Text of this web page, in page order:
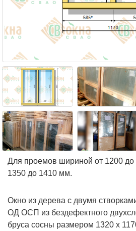
Для проемов шириной от 1200
1350 до 1410 мм.
Окно из дерева с двумя
ОД ОСП из бездефектного
бруса сосны размером 1320 х